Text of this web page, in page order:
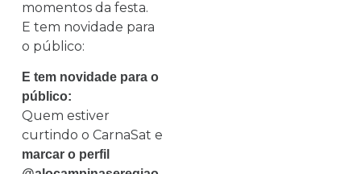
momentos da festa.
E tem novidade para
o público:
E tem novidade para o
público:
Quem estiver
curtindo o CarnaSat e
marcar o perfil